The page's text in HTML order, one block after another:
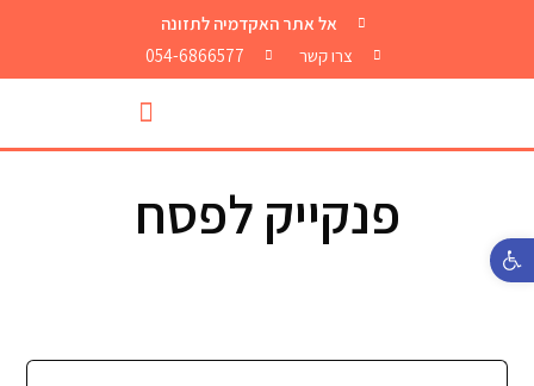
אל אתר האקדמיה לתזונה
צרו קשר
054-6866577
פנקייק לפסח